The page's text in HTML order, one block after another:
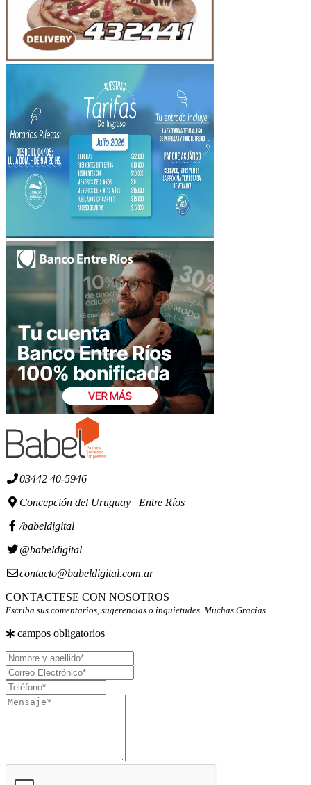
03442 40-5946
Concepción del Uruguay | Entre Ríos
/babeldigital
@babeldigital
contacto@babeldigital.com.ar
CONTACTESE CON NOSOTROS
Escriba sus comentarios, sugerencias o inquietudes. Muchas Gracias.
campos obligatorios
Nombre
y
apellido
Correo
Electrónico
Teléfono
Mensaje